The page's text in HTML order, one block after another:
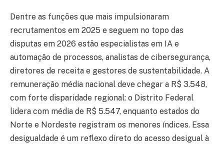
Dentre as funções que mais impulsionaram
recrutamentos em 2025 e seguem no topo das
disputas em 2026 estão especialistas em IA e
automação de processos, analistas de cibersegurança,
diretores de receita e gestores de sustentabilidade. A
remuneração média nacional deve chegar a R$ 3.548,
com forte disparidade regional: o Distrito Federal
lidera com média de R$ 5.547, enquanto estados do
Norte e Nordeste registram os menores índices. Essa
desigualdade é um reflexo direto do acesso desigual à